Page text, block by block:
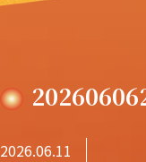
2026.06.11